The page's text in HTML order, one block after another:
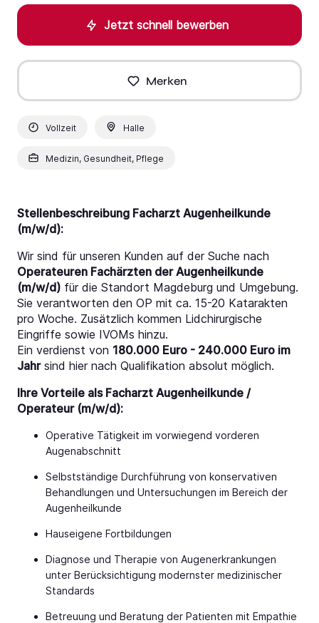
Jetzt schnell bewerben
Merken
Vollzeit Halle
Medizin, Gesundheit, Pflege
Stellenbeschreibung Facharzt Augenheilkunde
(m/w/d):
Wir sind für unseren Kunden auf der Suche nach
Operateuren Fachärzten der Augenheilkunde
(m/w/d) für die Standort Magdeburg und Umgebung.
Sie verantworten den OP mit ca. 15-20 Katarakten
pro Woche. Zusätzlich kommen Lidchirurgische
Eingriffe sowie IVOMs hinzu.
Ein verdienst von 180.000 Euro - 240.000 Euro im
Jahrsind hier nach Qualifikation absolut möglich.
Ihre Vorteile als Facharzt Augenheilkunde /
Operateur (m/w/d):
Operative Tätigkeit im vorwiegend vorderen
Augenabschnitt
Selbstständige Durchführung von konservativen
Behandlungen und Untersuchungen im Bereich der
Augenheilkunde
Hauseigene Fortbildungen
Diagnose und Therapie von Augenerkrankungen
unter Berücksichtigung modernster medizinischer
Standards
Betreuung und Beratung der Patienten mit Empathie